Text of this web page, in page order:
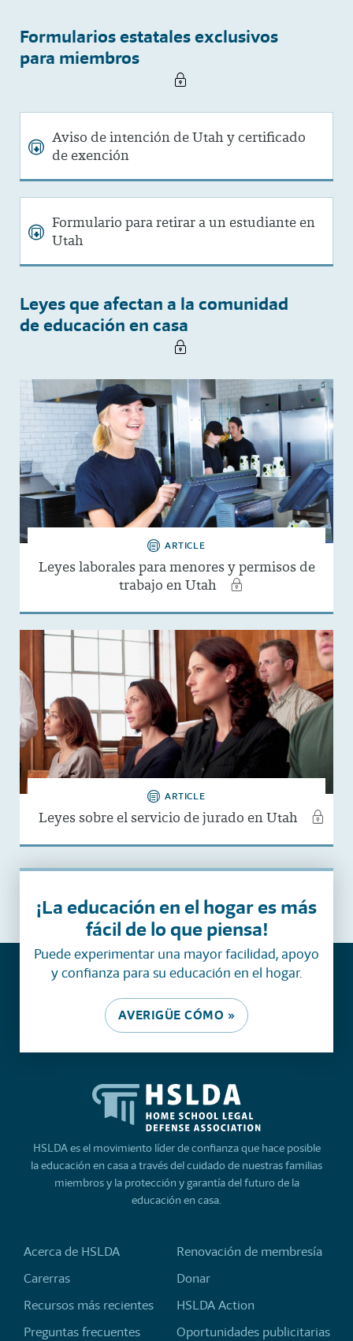
Formularios estatales exclusivos
para miembros
Aviso de intención de Utah y certificado
de exención
Formulario para retirar a un estudiante en
Utah
Leyes que afectan a la comunidad
de educación en casa
ARTICLE
Leyes laborales para menores y permisos de
trabajo en Utah
ARTICLE
Leyes sobre el servicio de jurado en Utah
¡La educación en el hogar es más
fácil de lo que piensa!
Puede experimentar una mayor facilidad, apoyo
y confianza para su educación en el hogar.
AVERIGÜE CÓMO »
HSLDA es el movimiento líder de confianza que hace posible
la educación en casa a través del cuidado de nuestras familias
miembros y la protección y garantía del futuro de la
educación en casa.
Acerca de HSLDA
Carerras
Recursos más recientes
Preguntas frecuentes
Renovación de membresía
Donar
HSLDA Action
Oportunidades publicitarias